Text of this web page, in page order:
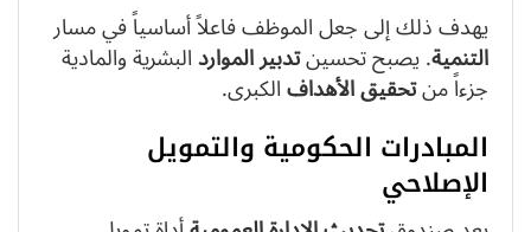
يهدف ذلك إلى جعل الموظف فاعلاً أساسياً في مسار
التنمية. يصبح تحسينتدبيرالمواردالبشرية والمادية
جزءاً منتحقيقالأهدافالكبرى.
المبادرات الحكومية والتمويل
الإصلاحي